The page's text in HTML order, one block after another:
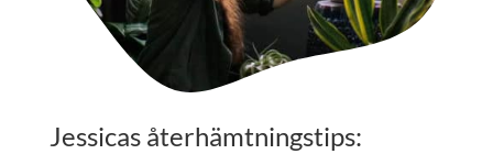
Jessicas återhämtningstips: